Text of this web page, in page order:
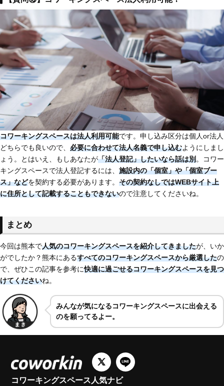
コワーキングスペースは法人利用可能です。申し込み区分は個人or法人
どちらでも良いので、 必要に合わせて法人名義で申し込むようにしまし
ょう。とはいえ、もしあなたが「法人登記」したいなら話は別。コワー
キングスペースで法人登記するには、 施設内の「個室」や「個室ブー
ス」などを契約する必要があります。 その契約なしではWEBサイト上
に住所として記載することもできないので注意してくださいね。
まとめ
今回は熊本で人気のコワーキングスペースを紹介してきましたが、いか
がでしたか？熊本にあるすべてのコワーキングスペースから厳選したの
で、ぜひこの記事を参考に快適に過ごせるコワーキングスペースを見つ
けてくださいね。
みんなが気になるコワーキングスペースに出会える
のを願ってるよー。
コワーキングスペース人気ナビ